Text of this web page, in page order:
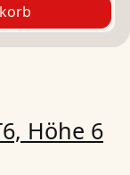
Höhe 6